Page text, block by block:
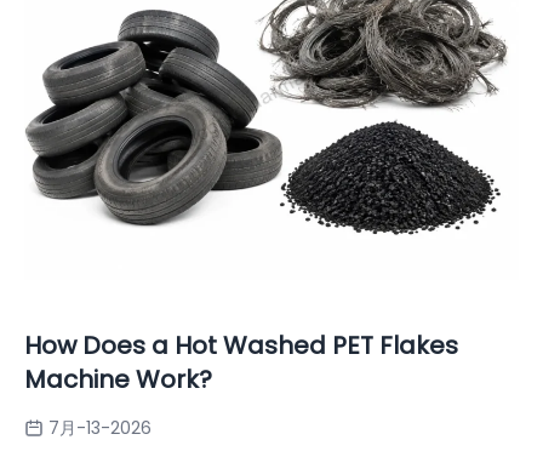
How Does a Hot Washed PET Flakes
Machine Work?
7月-13-2026